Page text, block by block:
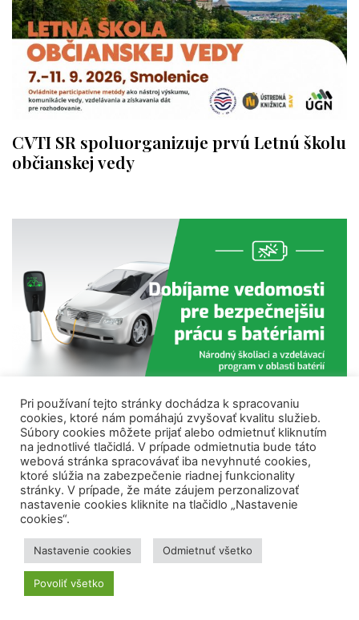
CVTI SR spoluorganizuje prvú Letnú školu
občianskej vedy
PODCASTY
Pri používaní tejto stránky dochádza k spracovaniu
cookies, ktoré nám pomáhajú zvyšovať kvalitu služieb.
Súbory cookies môžete prijať alebo odmietnuť kliknutím
na jednotlivé tlačidlá. V prípade odmietnutia bude táto
webová stránka spracovávať iba nevyhnuté cookies,
ktoré slúžia na zabezpečenie riadnej funkcionality
stránky. V prípade, že máte záujem perzonalizovať
nastavenie cookies kliknite na tlačidlo „Nastavenie
cookies“.
Nastavenie cookies Odmietnuť všetko
Povoliť všetko